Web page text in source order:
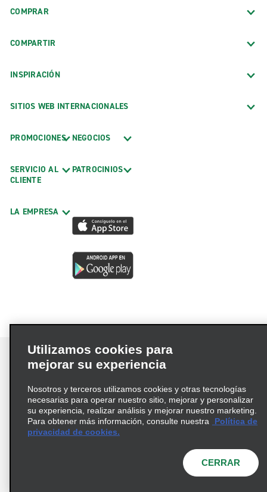
COMPRAR
COMPARTIR
INSPIRACIÓN
SITIOS WEB INTERNACIONALES
PROMOCIONES
SERVICIO AL
CLIENTE
LA EMPRESA
NEGOCIOS
PATROCINIOS
Términos de uso
Política de privacidad
Política de cookies
Información de Salud del Consumidor
© 2026 Enterprise Holdings, Inc. Todos los derechos
Utilizamos cookies para
mejorar su experiencia
Nosotros y terceros utilizamos cookies y otras tecnologías
necesarias para operar nuestro sitio, mejorar y personalizar
su experiencia, realizar análisis y mejorar nuestro marketing.
Para obtener más información, consulte nuestra
Política de
privacidad de cookies.
CERRAR